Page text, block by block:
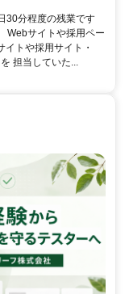
30分程度の残業です
Webサイトや採用ペー
トや採用サイト・
担当していた...